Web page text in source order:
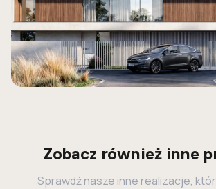
Zobacz również inne
Sprawdź nasze inne realizacje,